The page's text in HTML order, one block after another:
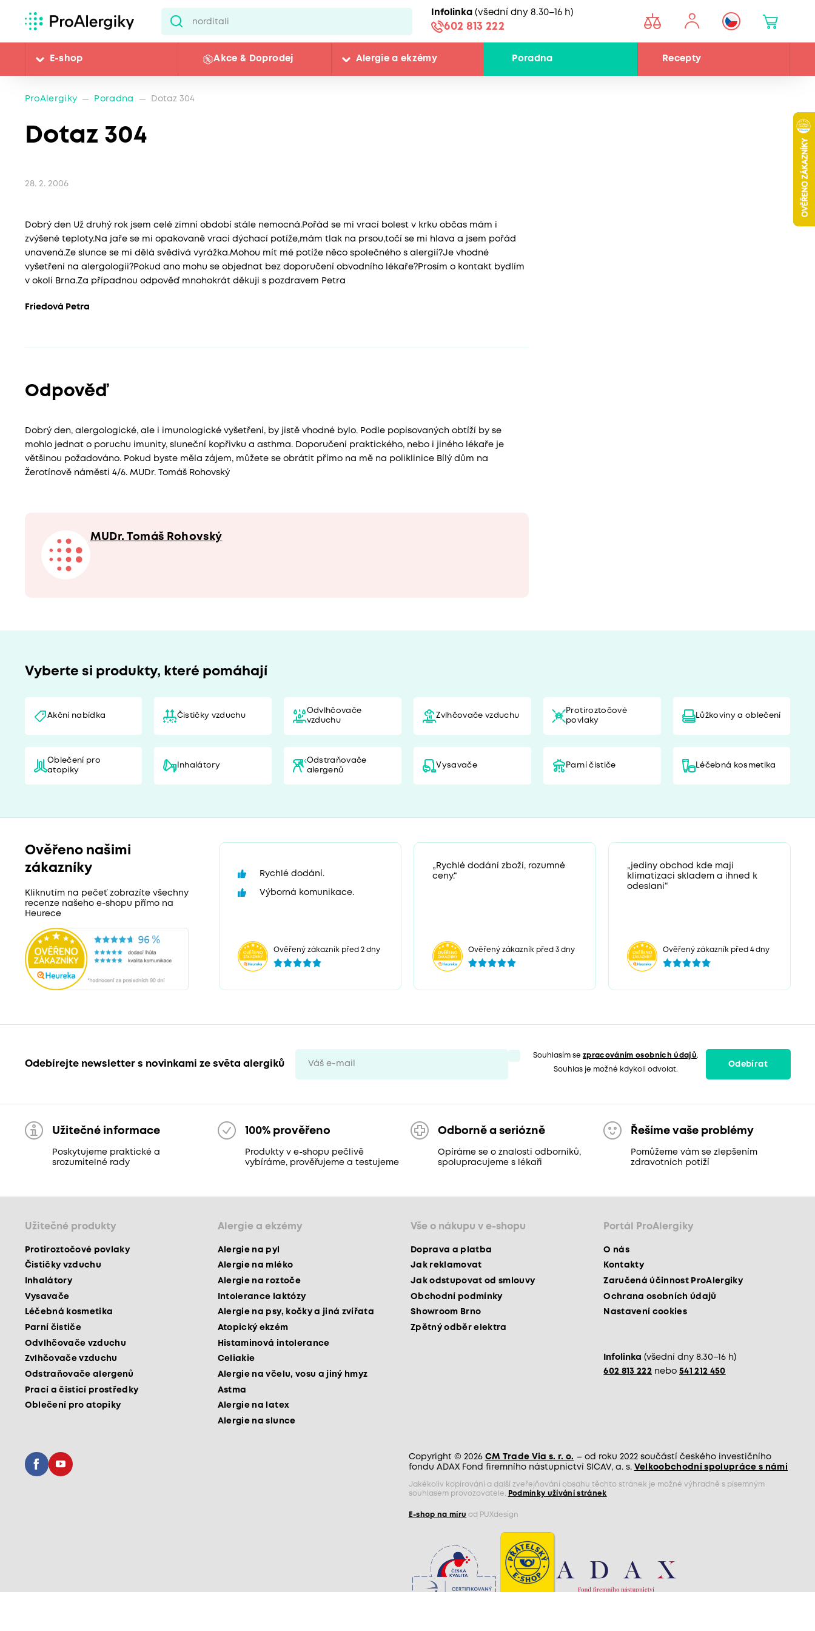
Infolinka (všední dny 8.30–16 h)
602 813 222
E-shop Akce & Doprodej Alergie a ekzémy Poradna Recepty
ProAlergiky Poradna Dotaz 304
Dotaz 304
28. 2. 2006
Dobrý den Už druhý rok jsem celé zimní období stále nemocná.Pořád se mi vrací bolest v krku občas mám i
zvýšené teploty.Na jaře se mi opakovaně vrací dýchací potíže,mám tlak na prsou,točí se mi hlava a jsem pořád
unavená.Ze slunce se mi dělá svědivá vyrážka.Mohou mít mé potíže něco společného s alergií?Je vhodné
vyšetření na alergologii?Pokud ano mohu se objednat bez doporučení obvodního lékaře?Prosím o kontakt bydlím
v okolí Brna.Za případnou odpověď mnohokrát děkuji s pozdravem Petra
Friedová Petra
Odpověď
Dobrý den, alergologické, ale i imunologické vyšetření, by jistě vhodné bylo. Podle popisovaných obtíží by se
mohlo jednat o poruchu imunity, sluneční kopřivku a asthma. Doporučení praktického, nebo i jiného lékaře je
většinou požadováno. Pokud byste měla zájem, můžete se obrátit přímo na mě na poliklinice Bílý dům na
Žerotínově náměsti 4/6. MUDr. Tomáš Rohovský
MUDr. Tomáš Rohovský
Vyberte si produkty, které pomáhají
Akční nabídka Čističky vzduchu
Odvlhčovače
vzduchu
Zvlhčovače vzduchu
Protiroztočové
povlaky
Lůžkoviny a oblečení
Oblečení pro
atopiky
Inhalátory
Odstraňovače
alergenů
Vysavače Parní čističe Léčebná kosmetika
Ověřeno našimi
zákazníky
Kliknutím na pečeť zobrazíte všechny
recenze našeho e-shopu přímo na
Heurece
Rychlé dodání.
Výborná komunikace.
Ověřený zákazník před 2 dny
„Rychlé dodání zboží, rozumné
ceny.“
Ověřený zákazník před 3 dny
„jediny obchod kde maji
klimatizaci skladem a ihned k
odeslani“
Ověřený zákazník před 4 dny
Odebírejte newsletter s novinkami ze světa alergiků
Souhlasím sezpracováním osobních údajů.
Souhlas je možné kdykoli odvolat.
Odebírat
Užitečné informace
Poskytujeme praktické a
srozumitelné rady
100% prověřeno
Produkty v e-shopu pečlivě
vybíráme, prověřujeme a testujeme
Odborně a seriózně
Opíráme se o znalosti odborníků,
spolupracujeme s lékaři
Řešíme vaše problémy
Pomůžeme vám se zlepšením
zdravotních potíží
Užitečné produkty
Protiroztočové povlaky
Čističky vzduchu
Inhalátory
Vysavače
Léčebná kosmetika
Parní čističe
Odvlhčovače vzduchu
Zvlhčovače vzduchu
Odstraňovače alergenů
Prací a čisticí prostředky
Oblečení pro atopiky
Alergie a ekzémy
Alergie na pyl
Alergie na mléko
Alergie na roztoče
Intolerance laktózy
Alergie na psy, kočky a jiná zvířata
Atopický ekzém
Histaminová intolerance
Celiakie
Alergie na včelu, vosu a jiný hmyz
Astma
Alergie na latex
Alergie na slunce
Vše o nákupu v e-shopu
Doprava a platba
Jak reklamovat
Jak odstupovat od smlouvy
Obchodní podmínky
Showroom Brno
Zpětný odběr elektra
Portál ProAlergiky
O nás
Kontakty
Zaručená účinnost ProAlergiky
Ochrana osobních údajů
Nastavení cookies
Infolinka (všední dny 8.30–16 h)
602 813 222 nebo 541 212 450
Copyright © 2026 CM Trade Via s. r. o. – od roku 2022 součástí českého investičního
fondu ADAX Fond firemního nástupnictví SICAV, a. s. Velkoobchodní spolupráce s námi
Jakékoliv kopírování a další zveřejňování obsahu těchto stránek je možné výhradně s písemným
souhlasem provozovatele.
Podmínky užívání stránek
E-shop na míru od PUXdesign